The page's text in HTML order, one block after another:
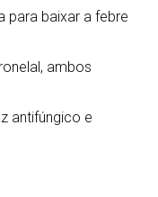
para baixar a febre
ambos
antifúngico e